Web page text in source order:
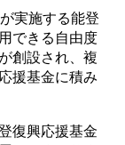
実施する能登
できる自由度
創設され、複
援基金に積み
復興応援基金